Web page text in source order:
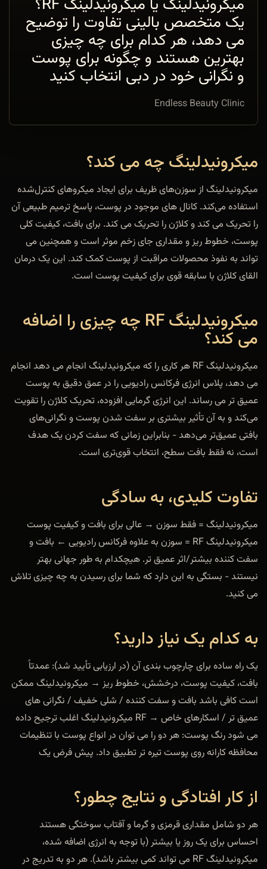
میکرونیدلینگ یا میکرونیدلینگ RF؟
یک متخصص بالینی تفاوت را توضیح
می دهد، هر کدام برای چه چیزی
بهترین هستند و چگونه برای پوست
و نگرانی خود در دبی انتخاب کنید
Endless Beauty Clinic
میکرونیدلینگ چه می کند؟
میکرونیدلینگ از سوزن‌های ظریف برای ایجاد میکرو‌های کنترل‌شده
استفاده می‌کند. کانال های موجود در پوست، پاسخ ترمیم طبیعی آن
را تحریک می کند و کلاژن را تحریک می کند. برای بافت، کیفیت کلی
پوست، خطوط ریز و مقداری جای زخم موثر است و همچنین می
تواند به نفوذ محصولات مراقبت از پوست کمک کند. این یک درمان
القای کلاژن با سابقه قوی برای کیفیت پوست است.
میکرونیدلینگ RF چه چیزی را اضافه
می کند؟
میکرونیدلینگ RF هر کاری را که میکرونیدلینگ انجام می دهد انجام
می دهد، پلاس انرژی فرکانس رادیویی را در عمق دقیق به پوست
عمیق تر می رساند. این انرژی گرمایی افزوده، تحریک کلاژن را تقویت
می‌کند و به آن تأثیر بیشتری بر سفت شدن پوست و نگرانی‌های
بافتی عمیق‌تر می‌دهد - بنابراین زمانی که سفت کردن یک هدف
است، نه فقط بافت سطح، انتخاب قوی‌تری است.
تفاوت کلیدی، به سادگی
میکرونیدلینگ = فقط سوزن → عالی برای بافت و کیفیت پوست
میکرونیدلینگ RF = سوزن به علاوه فرکانس رادیویی ← بافت و
سفت کننده بیشتر/اثر عمیق تر. هیچکدام به طور جهانی بهتر
نیستند - بستگی به این دارد که شما برای رسیدن به چه چیزی تلاش
می کنید.
به کدام یک نیاز دارید؟
یک راه ساده برای چارچوب بندی آن (در ارزیابی تأیید شد): عمدتاً
بافت، کیفیت پوست، درخشش، خطوط ریز → میکرونیدلینگ ممکن
است کافی باشد بافت و سفت کننده / شلی خفیف / نگرانی های
عمیق تر / اسکارهای خاص → RF میکرونیدلینگ اغلب ترجیح داده
می شود رنگ پوست: هر دو را می توان در انواع پوست با تنظیمات
محافظه کارانه روی پوست تیره تر تطبیق داد. پیش فرض یک
از کار افتادگی و نتایج چطور؟
هر دو شامل مقداری قرمزی و گرما و آفتاب سوختگی هستند
احساس برای یک روز یا بیشتر (با توجه به انرژی اضافه شده،
میکرونیدلینگ RF می تواند کمی بیشتر باشد). هر دو به تدریج در